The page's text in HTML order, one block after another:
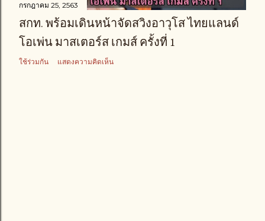
กรกฎาคม 25, 2563
สกท. พร้อมเดินหน้าจัดสวิงอาวุโส ไทยแลนด์
โอเพ่น มาสเตอร์ส เกมส์ ครั้งที่ 1
ใช้ร่วมกัน แสดงความคิดเห็น